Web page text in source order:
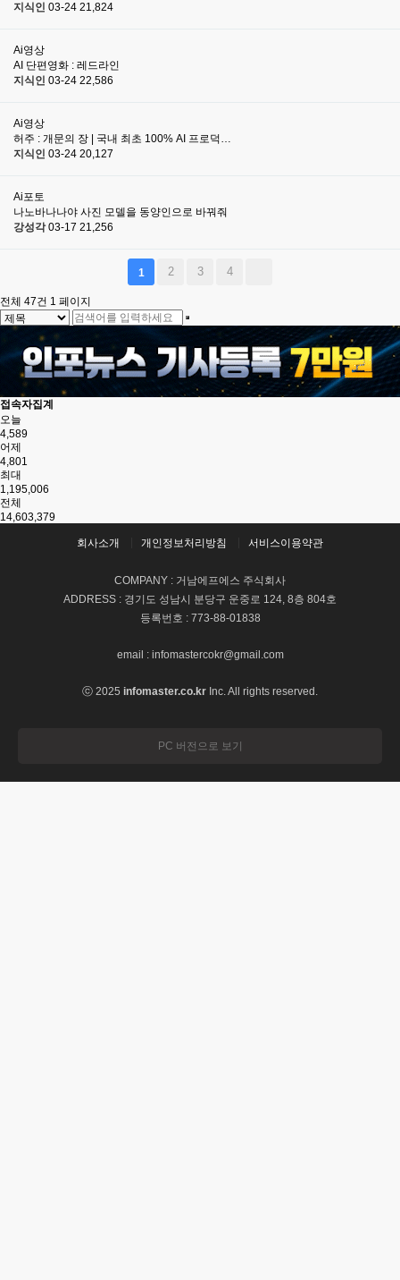
지식인 03-24 21,824
Ai영상
AI 단편영화 : 레드라인
지식인 03-24 22,586
Ai영상
허주 : 개문의 장 | 국내 최초 100% AI 프로덕…
지식인 03-24 20,127
Ai포토
나노바나나야 사진 모델을 동양인으로 바꿔줘
강성각 03-17 21,256
1 2 3 4
전체 47건 1 페이지
접속자집계
오늘
4,589
어제
4,801
최대
1,195,006
전체
14,603,379
회사소개 개인정보처리방침 서비스이용약관
COMPANY : 거남에프에스 주식회사
ADDRESS : 경기도 성남시 분당구 운중로 124, 8층 804호
등록번호 : 773-88-01838
email : infomastercokr@gmail.com
ⓒ 2025 infomaster.co.kr Inc. All rights reserved.
PC 버전으로 보기